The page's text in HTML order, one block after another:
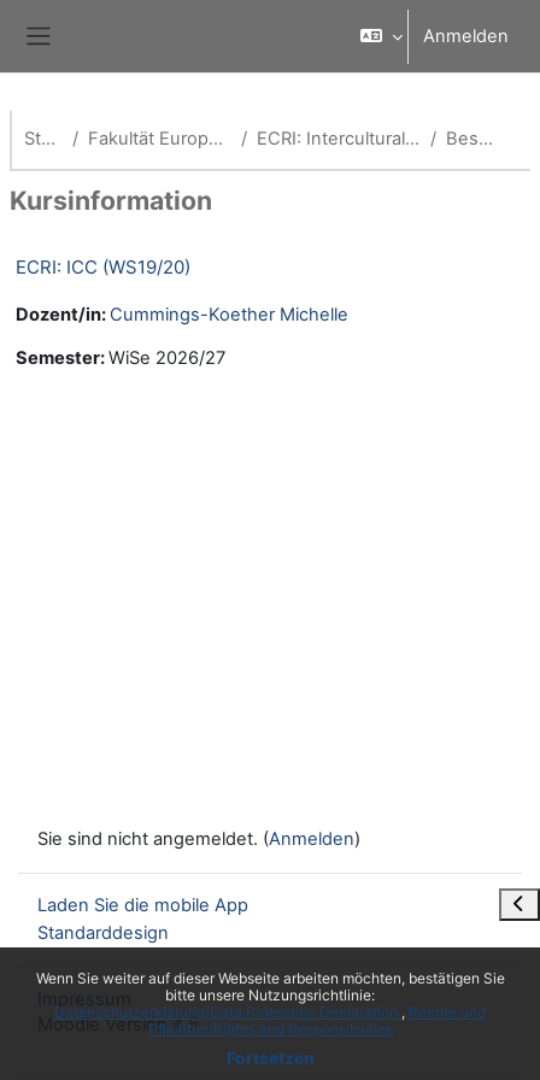
Wenn Sie weiter auf dieser Webseite arbeiten möchten, bestätigen Sie
bitte unsere Nutzungsrichtlinie:
Datenschutzerklärung/Data Protection Declaration
Rechte und
Pflichten/Rights and Responsibilities
Fortsetzen
Anmelden
Startseite Fakultät European Campus Rottal-Inn ECRI: Intercultural Competence Certificate Beschreibung
Kursinformation
ECRI: ICC (WS19/20)
Dozent/in: Cummings-Koether Michelle
Semester:WiSe 2026/27
Sie sind nicht angemeldet. (Anmelden)
Laden Sie die mobile App
Standarddesign
Moodle Version 4.5